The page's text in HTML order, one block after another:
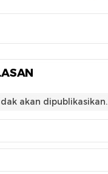
akan dipublikasikan.